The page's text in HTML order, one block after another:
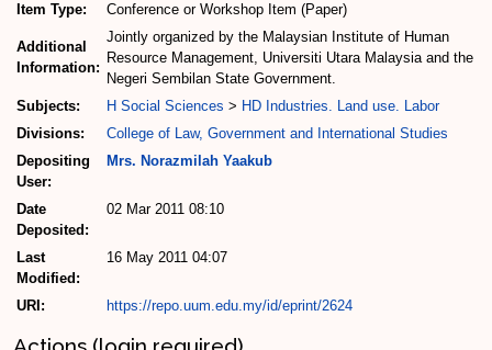
Item Type: Conference or Workshop Item (Paper)
Additional
Information:
Jointly organized by the Malaysian Institute of Human
Resource Management, Universiti Utara Malaysia and the
Negeri Sembilan State Government.
Subjects:
H Social Sciences > HD Industries. Land use. Labor
Divisions:
College of Law, Government and International Studies
Depositing
User:
Mrs. Norazmilah Yaakub
Date
Deposited:
02 Mar 2011 08:10
Last
Modified:
16 May 2011 04:07
URI: https://repo.uum.edu.my/id/eprint/2624